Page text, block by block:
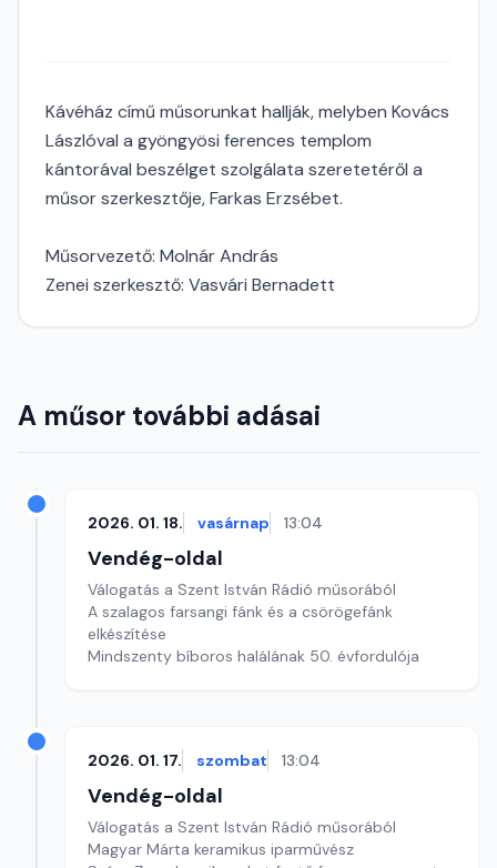
Kávéház című műsorunkat hallják, melyben Kovács
Lászlóval a gyöngyösi ferences templom
kántorával beszélget szolgálata szeretetéről a
műsor szerkesztője, Farkas Erzsébet.
Műsorvezető: Molnár András
Zenei szerkesztő: Vasvári Bernadett
A műsor további adásai
2026. 01. 18. vasárnap 13:04
Vendég-oldal
Válogatás a Szent István Rádió műsorából
A szalagos farsangi fánk és a csörögefánk
elkészítése
Mindszenty bíboros halálának 50. évfordulója
2026. 01. 17. szombat 13:04
Vendég-oldal
Válogatás a Szent István Rádió műsorából
Magyar Márta keramikus iparművész